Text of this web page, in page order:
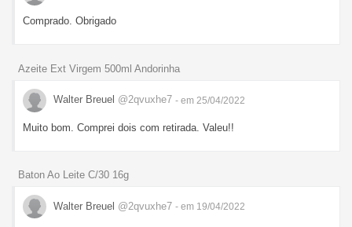
Comprado. Obrigado
Azeite Ext Virgem 500ml Andorinha
Walter Breuel @2qvuxhe7 - em 25/04/2022
Muito bom. Comprei dois com retirada. Valeu!!
Baton Ao Leite C/30 16g
Walter Breuel @2qvuxhe7 - em 19/04/2022